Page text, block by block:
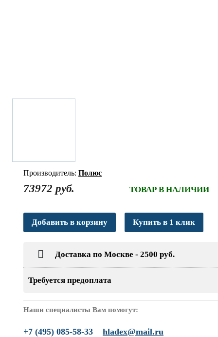
Производитель: Полюс
73972 руб. ТОВАР В НАЛИЧИИ
Добавить в корзину Купить в 1 клик
Доставка по Москве - 2500 руб.
Требуется предоплата
Наши специалисты Вам помогут:
+7 (495) 085-58-33 hladex@mail.ru